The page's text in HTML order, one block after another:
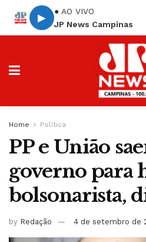
▶
● AO VIVO
JP News Campinas
Home Política
PP e União
governo para
bolsonarista,
by Redação 4 de setembro de